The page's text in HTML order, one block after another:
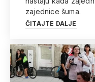
zajednice šuma.
ČITAJTE DALJE